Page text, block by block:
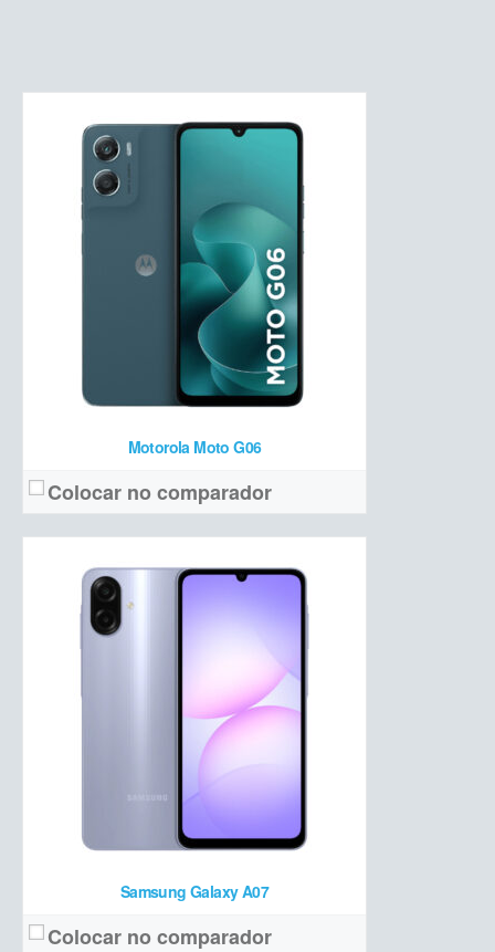
Motorola Moto G06
Colocar no comparador
Samsung Galaxy A07
Colocar no comparador
PLS LCD 6,7 polegadas, HD+ 90Hz
Câmera:50 MP + 2 MP sensor de profundidade + 8 MP frontal
Hardware:
MediaTek Helio G99 + 4/8 GB de RAM + 128/256 GB de armazenamento
Bateria:
5.000 mAh
Preço de lançamento:a partir de R$ 899 (4/128 GB)
Super AMOLED 6,7 polegadas Full HD+ 90 Hz
Câmera:50 MP + 5 MP ultrawide + 2 MP macro / 13 MP frontal
Hardware:
Exynos 1330 + 4/8 GB de RAM + 128/256 GB de armazenamento
Preço de lançamento:a partir de R$ 1.699 (4/128 GB)